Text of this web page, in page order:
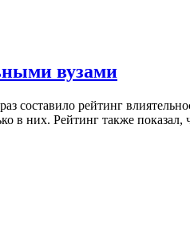
вузами
составило рейтинг
в них. Рейтинг также